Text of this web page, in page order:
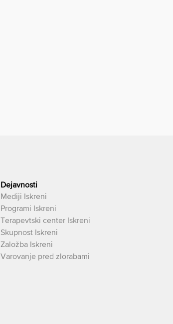
Dejavnosti
Mediji Iskreni
Programi Iskreni
Terapevtski center Iskreni
Skupnost Iskreni
Založba Iskreni
Varovanje pred zlorabami